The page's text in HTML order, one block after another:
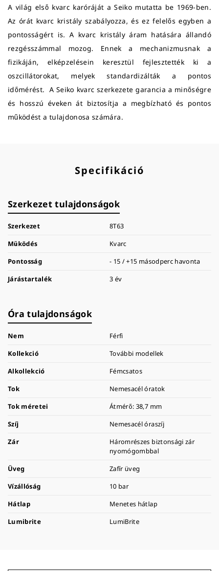
A világ első kvarc karóráját a Seiko mutatta be 1969-ben.
Az órát kvarc kristály szabályozza, és ez felelős egyben a
pontosságért is. A kvarc kristály áram hatására állandó
rezgésszámmal mozog. Ennek a mechanizmusnak a
fizikáján, elképzelésein keresztül fejlesztették ki a
oszcillátorokat, melyek standardizálták a pontos
időmérést. A Seiko kvarc szerkezete garancia a minőségre
és hosszú éveken át biztosítja a megbízható és pontos
működést a tulajdonosa számára.
Specifikáció
Szerkezet tulajdonságok
Szerkezet
8T63
Működés
Kvarc
Pontosság
- 15 / +15 másodperc havonta
Járástartalék
3 év
Óra tulajdonságok
Nem
Férfi
Kollekció
További modellek
Alkollekció
Fémcsatos
Tok
Nemesacél óratok
Tok méretei
Átmérő: 38,7 mm
Szíj
Nemesacél óraszíj
Zár
Háromrészes biztonsági zár
nyomógombbal
Üveg
Zafír üveg
Vízállóság
10 bar
Hátlap
Menetes hátlap
Lumibrite
LumiBrite